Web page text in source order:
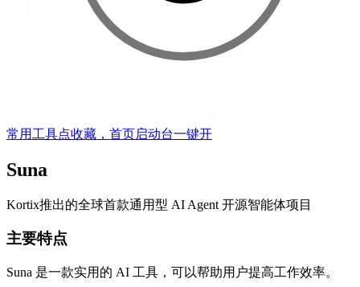
常用工具点收藏，首页启动台一键开
Suna
Kortix推出的全球首款通用型 AI Agent 开源智能体项目
主要特点
Suna 是一款实用的 AI 工具，可以帮助用户提高工作效率。